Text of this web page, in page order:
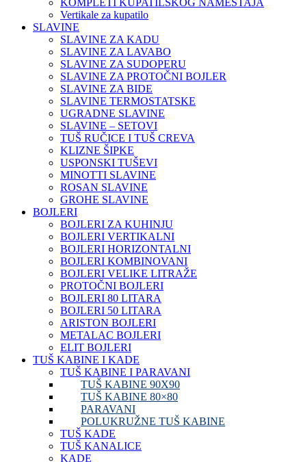
KOMPLETI KUPATILSKOG NAMEŠTAJA
Vertikale za kupatilo
SLAVINE
SLAVINE ZA KADU
SLAVINE ZA LAVABO
SLAVINE ZA SUDOPERU
SLAVINE ZA PROTOČNI BOJLER
SLAVINE ZA BIDE
SLAVINE TERMOSTATSKE
UGRADNE SLAVINE
SLAVINE – SETOVI
TUŠ RUČICE I TUŠ CREVA
KLIZNE ŠIPKE
USPONSKI TUŠEVI
MINOTTI SLAVINE
ROSAN SLAVINE
GROHE SLAVINE
BOJLERI
BOJLERI ZA KUHINJU
BOJLERI VERTIKALNI
BOJLERI HORIZONTALNI
BOJLERI KOMBINOVANI
BOJLERI VELIKE LITRAŽE
PROTOČNI BOJLERI
BOJLERI 80 LITARA
BOJLERI 50 LITARA
ARISTON BOJLERI
METALAC BOJLERI
ELIT BOJLERI
TUŠ KABINE I KADE
TUŠ KABINE I PARAVANI
TUŠ KABINE 90X90
TUŠ KABINE 80×80
PARAVANI
POLUKRUŽNE TUŠ KABINE
TUŠ KADE
TUŠ KANALICE
KADE